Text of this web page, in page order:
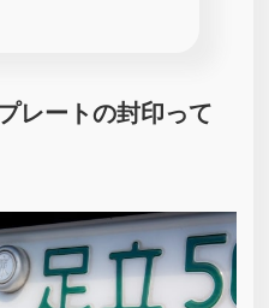
レートの封印って